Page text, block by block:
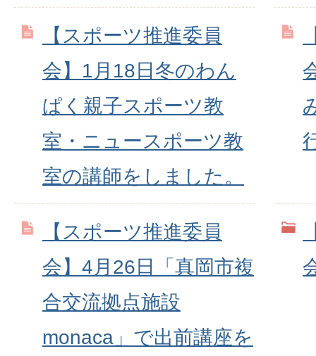
【スポーツ推進委員
会】1月18日冬のわん
ぱく親子スポーツ教
室・ニュースポーツ教
室の講師をしました。
【スポーツ推進委員
会】4月26日「真岡市複
合交流拠点施設
monaca」で出前講座を